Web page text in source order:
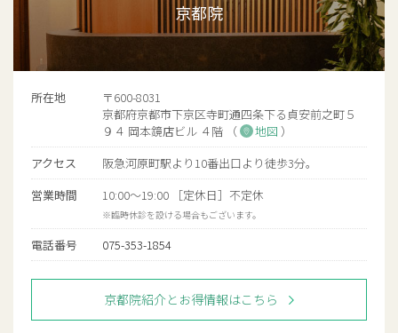
京都院
所在地
〒600-8031
京都府京都市下京区寺町通四条下る貞安前之町５
９４ 岡本鏡店ビル ４階 （
地図 ）
アクセス
阪急河原町駅より10番出口より徒歩3分。
営業時間
10:00～19:00 ［定休日］不定休
※臨時休診を設ける場合もございます。
電話番号 075-353-1854
京都院紹介とお得情報はこちら